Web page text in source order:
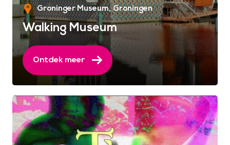
Groninger Museum Groningen
Walking Museum
Ontdek meer